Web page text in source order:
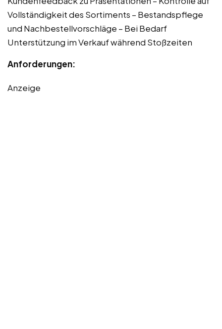
Vollständigkeit des Sortiments – Bestandspflege
und Nachbestellvorschläge – Bei Bedarf
Unterstützung im Verkauf während Stoßzeiten
Anforderungen:
Anzeige